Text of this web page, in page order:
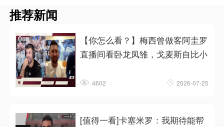
推荐新闻
【你怎么看？】梅西曾做客阿圭罗
直播间看卧龙凤雏，戈麦斯自比小
4602 2026-07-25
[值得一看]卡塞米罗：我期待能帮